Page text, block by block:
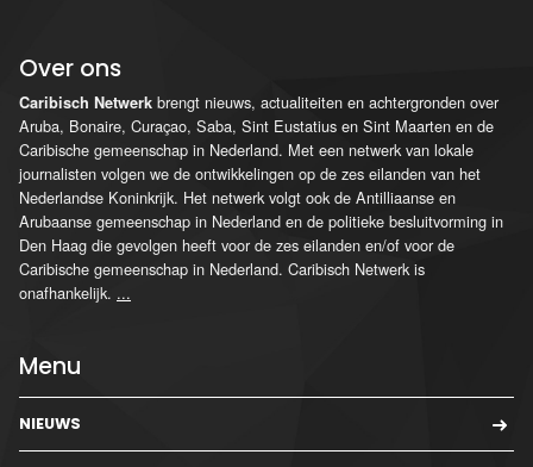
Over ons
Caribisch Netwerk brengt nieuws, actualiteiten en achtergronden over
Aruba, Bonaire, Curaçao, Saba, Sint Eustatius en Sint Maarten en de
Caribische gemeenschap in Nederland. Met een netwerk van lokale
journalisten volgen we de ontwikkelingen op de zes eilanden van het
Nederlandse Koninkrijk. Het netwerk volgt ook de Antilliaanse en
Arubaanse gemeenschap in Nederland en de politieke besluitvorming in
Den Haag die gevolgen heeft voor de zes eilanden en/of voor de
Caribische gemeenschap in Nederland. Caribisch Netwerk is
onafhankelijk. ...
Menu
NIEUWS